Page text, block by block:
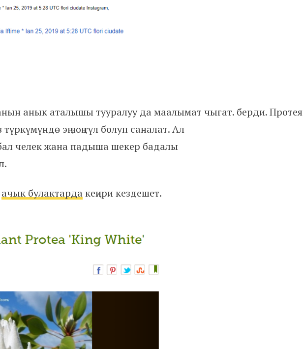
анык аталышы тууралуу да маалымат чыгат. берди. Протея
эң чоң гүл болуп саналат. Ал
челек жана падыша шекер бадалы
ачык булактарда кеңири кездешет.